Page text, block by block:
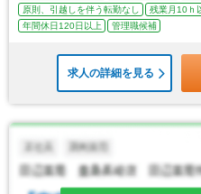
原則、引越しを伴う転勤なし
残業月10ｈ
年間休日120日以上
管理職候補
求人の詳細を見る